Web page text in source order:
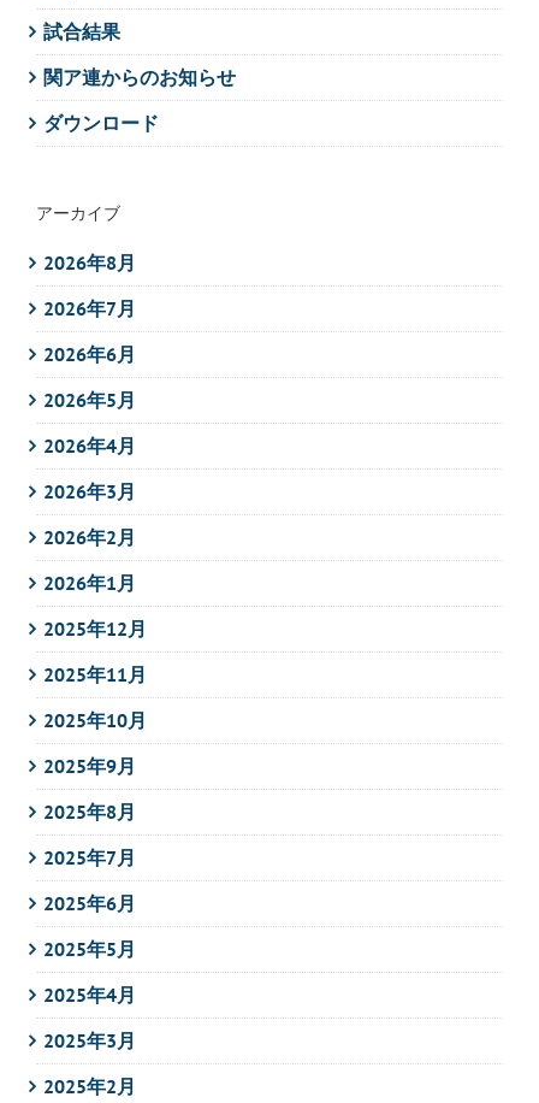
試合結果
関ア連からのお知らせ
ダウンロード
アーカイブ
2026年8月
2026年7月
2026年6月
2026年5月
2026年4月
2026年3月
2026年2月
2026年1月
2025年12月
2025年11月
2025年10月
2025年9月
2025年8月
2025年7月
2025年6月
2025年5月
2025年4月
2025年3月
2025年2月